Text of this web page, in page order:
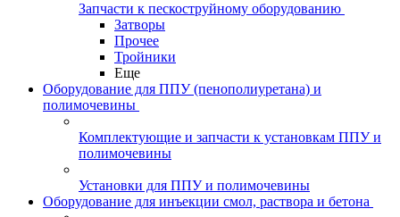
Запчасти к пескоструйному оборудованию
Затворы
Прочее
Тройники
Еще
Оборудование для ППУ (пенополиуретана) и
полимочевины
Комплектующие и запчасти к установкам ППУ и
полимочевины
Установки для ППУ и полимочевины
Оборудование для инъекции смол, раствора и бетона